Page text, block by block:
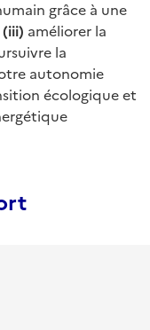
grâce à une
(iii) améliorer la
la
autonomie
écologique et